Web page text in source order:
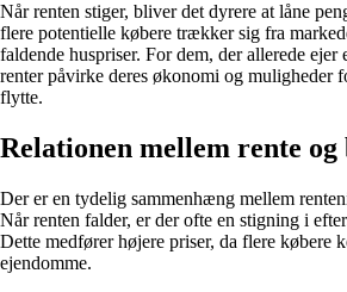
Når renten stiger, bliver det dyrere at låne
flere potentielle købere trækker sig fra
faldende huspriser. For dem, der allerede ejer
renter påvirke deres økonomi og muligheder
flytte.
Relationen mellem rente
Der er en tydelig sammenhæng mellem
Når renten falder, er der ofte en stigning i
Dette medfører højere priser, da flere købere
ejendomme.